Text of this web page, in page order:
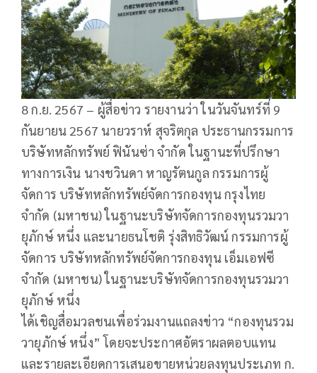
8 ก.ย. 2567 – ผู้สื่อข่าว รายงานว่า ในวันจันทร์ที่ 9
กันยายน 2567 นายวราห์ สุจริตกุล ประธานกรรมการ
บริษัทหลักทรัพย์ ฟินันซ่า จำกัด ในฐานะที่ปรึกษา
ทางการเงิน นางชวินดา หาญรัตนกูล กรรมการผู้
จัดการ บริษัทหลักทรัพย์จัดการกองทุน กรุงไทย
จำกัด (มหาชน) ในฐานะบริษัทจัดการกองทุนรวมวา
ยุภักษ์ หนึ่ง และนายธนโชติ รุ่งสิทธิวัฒน์ กรรมการผู้
จัดการ บริษัทหลักทรัพย์จัดการกองทุน เอ็มเอฟซี
จำกัด (มหาชน) ในฐานะบริษัทจัดการกองทุนรวมวา
ยุภักษ์ หนึ่ง
ได้เชิญสื่อมวลชนเพื่อร่วมงานแถลงข่าว “กองทุนรวม
วายุภักษ์ หนึ่ง” โดยจะประกาศอัตราผลตอบแทน
และรายละเอียดการเสนอขายหน่วยลงทุนประเภท ก.